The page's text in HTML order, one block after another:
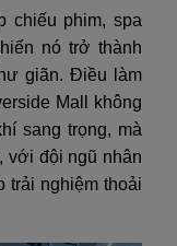
chiếu phim, spa
nó trở thành
giãn. Điều làm
Mall không
sang trọng, mà
với đội ngũ nhân
trải nghiệm thoải